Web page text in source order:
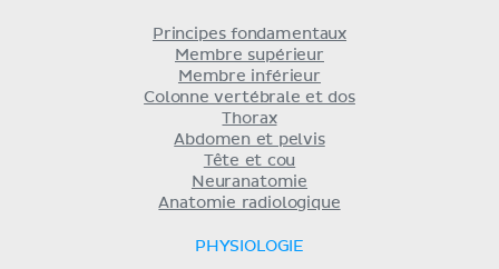
Principes fondamentaux
Membre supérieur
Membre inférieur
Colonne vertébrale et dos
Thorax
Abdomen et pelvis
Tête et cou
Neuranatomie
Anatomie radiologique
PHYSIOLOGIE